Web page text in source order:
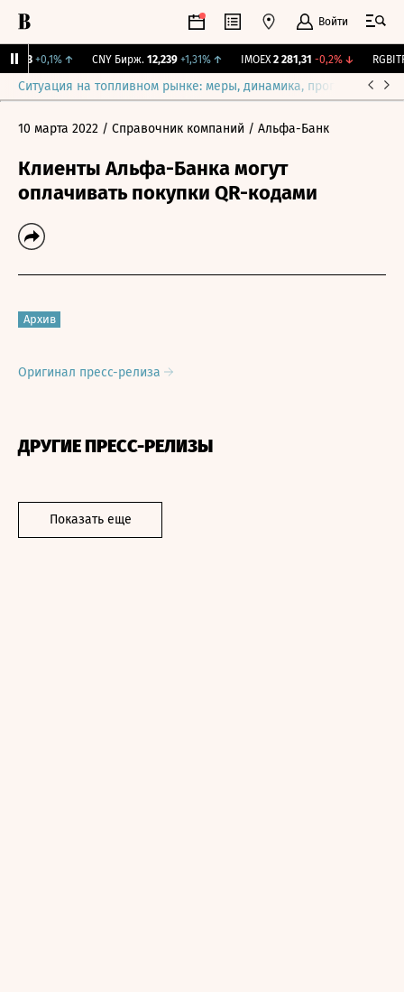
Войти
+0,1% ↑ CNY Бирж. 12,239 +1,31% ↑ IMOEX 2 281,31 -0,2%↓ RGBITR
Ситуация на топливном рынке: меры, динамика, прогнозы
10 марта 2022 / Справочник компаний / Альфа-Банк
Клиенты Альфа-Банка могут
оплачивать покупки QR-кодами
Архив
Оригинал пресс-релиза
ДРУГИЕ ПРЕСС-РЕЛИЗЫ
Показать еще